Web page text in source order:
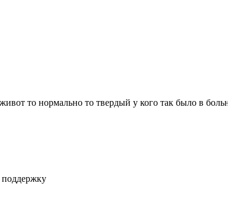
то нормально то твердый у кого так было в